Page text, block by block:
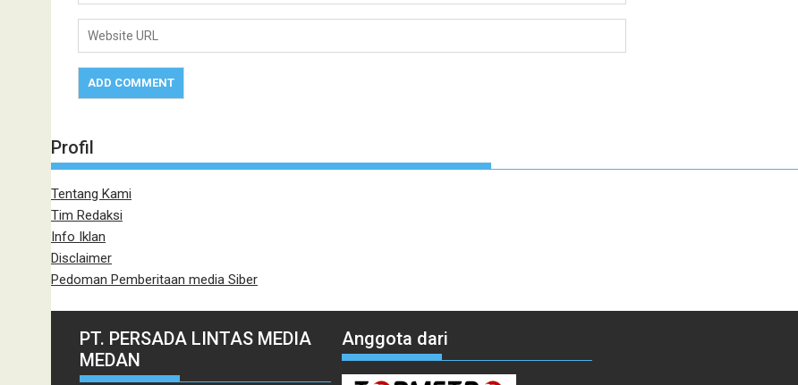
Profil
Tentang Kami
Tim Redaksi
Info Iklan
Disclaimer
Pedoman Pemberitaan media Siber
PT. PERSADA LINTAS MEDIA
MEDAN
Anggota dari